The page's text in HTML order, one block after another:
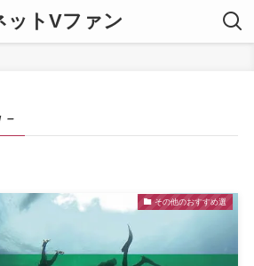
ットVファン
–
その他のおすすめ選